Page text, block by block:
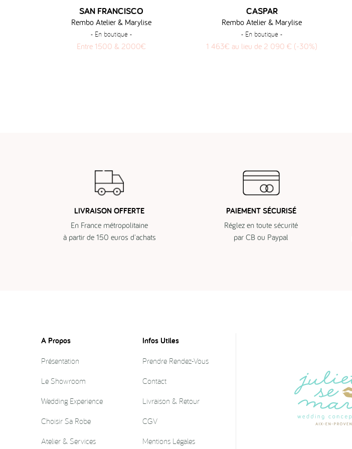
SAN FRANCISCO
Rembo Atelier & Marylise
- En boutique -
Entre 1500 & 2000€
CASPAR
Rembo Atelier & Marylise
- En boutique -
1 463€ au lieu de 2 090 € (-30%)
LIVRAISON OFFERTE
En France métropolitaine
à partir de 150 euros d'achats
PAIEMENT SÉCURISÉ
Réglez en toute sécurité
par CB ou Paypal
A Propos
Présentation
Le Showroom
Wedding Experience
Choisir Sa Robe
Atelier & Services
Infos Utiles
Prendre Rendez-Vous
Contact
Livraison & Retour
CGV
Mentions Légales